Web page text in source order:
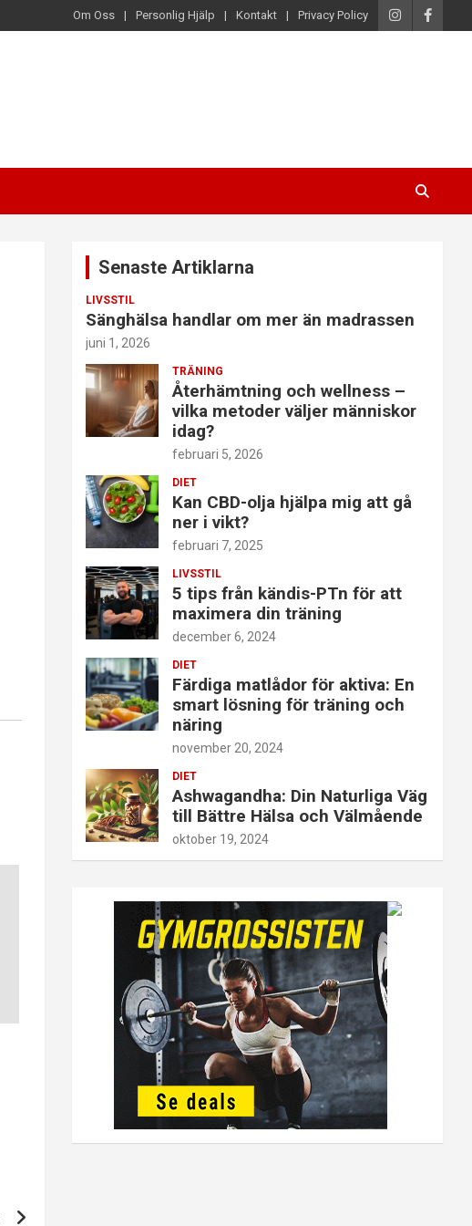
Om Oss Personlig Hjälp Kontakt Privacy Policy
Senaste Artiklarna
LIVSSTIL
Sänghälsa handlar om mer än madrassen
juni 1, 2026
TRÄNING
Återhämtning och wellness –
vilka metoder väljer människor
idag?
februari 5, 2026
DIET
Kan CBD-olja hjälpa mig att gå
ner i vikt?
februari 7, 2025
LIVSSTIL
5 tips från kändis-PTn för att
maximera din träning
december 6, 2024
DIET
Färdiga matlådor för aktiva: En
smart lösning för träning och
näring
november 20, 2024
DIET
Ashwagandha: Din Naturliga Väg
till Bättre Hälsa och Välmående
oktober 19, 2024